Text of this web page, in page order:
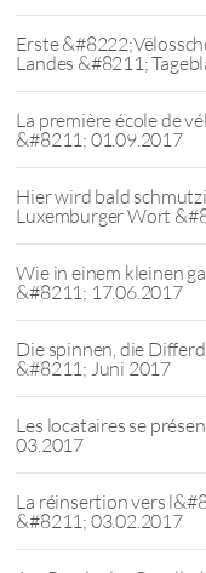
Erste
Landes &#8211;
La première école de
&#8211; 01.09.2017
Hier wird bald
Luxemburger Wort
Wie in einem kleinen
&#8211; 17.06.2017
Die spinnen, die
&#8211; Juni 2017
Les locataires se
03.2017
La réinsertion vers
&#8211; 03.02.2017